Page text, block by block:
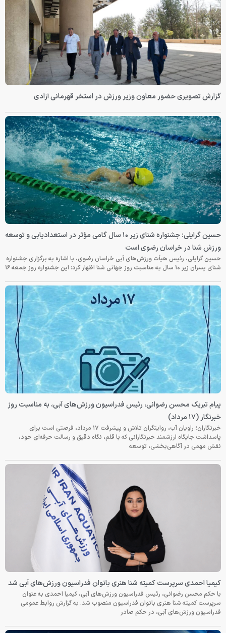
گزارش تصویری حضور معاون وزیر ورزش در استخر قهرمانی آزادی
حسین گرایلی: جشنواره شنای زیر ۱۰ سال گامی مؤثر در استعدادیابی و توسعه
ورزش شنا در خراسان رضوی است
حسین گرایلی، رئیس هیأت ورزش‌های آبی خراسان رضوی، با اشاره به برگزاری جشنواره
شنای پسران زیر ۱۰ سال به مناسبت روز جهانی شنا اظهار کرد: این جشنواره روز جمعه‌ ۱۶
پیام تبریک محسن رضوانی، رئیس فدراسیون ورزش‌های آبی، به مناسبت روز
خبرنگار (۱۷ مرداد)
خبرنگاران؛ راویان آب، روایتگران تلاش و پیشرفت ۱۷ مرداد، فرصتی است برای
پاسداشت جایگاه ارزشمند خبرنگارانی که با قلم، نگاه دقیق و رسالت حرفه‌ای خود،
نقش مهمی در آگاهی‌بخشی، توسعه
کیمیا احمدی سرپرست کمیته شنا هنری بانوان فدراسیون ورزش‌های آبی شد
با حکم محسن رضوانی، رئیس فدراسیون ورزش‌های آبی، کیمیا احمدی به عنوان
سرپرست کمیته شنا هنری بانوان فدراسیون منصوب شد. به گزارش روابط عمومی
فدراسیون ورزش‌های آبی، در حکم صادر